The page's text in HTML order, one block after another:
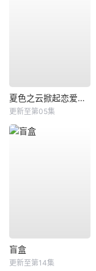
夏色之云掀起恋爱与风暴
更新至第05集
盲盒
更新至第14集